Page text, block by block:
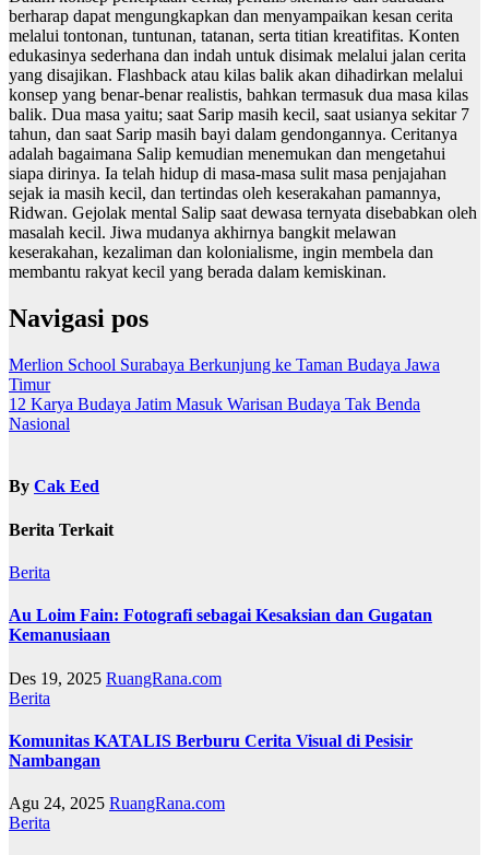
berharap dapat mengungkapkan dan menyampaikan kesan cerita
melalui tontonan, tuntunan, tatanan, serta titian kreatifitas. Konten
edukasinya sederhana dan indah untuk disimak melalui jalan cerita
yang disajikan. Flashback atau kilas balik akan dihadirkan melalui
konsep yang benar-benar realistis, bahkan termasuk dua masa kilas
balik. Dua masa yaitu; saat Sarip masih kecil, saat usianya sekitar 7
tahun, dan saat Sarip masih bayi dalam gendongannya. Ceritanya
adalah bagaimana Salip kemudian menemukan dan mengetahui
siapa dirinya. Ia telah hidup di masa-masa sulit masa penjajahan
sejak ia masih kecil, dan tertindas oleh keserakahan pamannya,
Ridwan. Gejolak mental Salip saat dewasa ternyata disebabkan oleh
masalah kecil. Jiwa mudanya akhirnya bangkit melawan
keserakahan, kezaliman dan kolonialisme, ingin membela dan
membantu rakyat kecil yang berada dalam kemiskinan.
Navigasi pos
Merlion School Surabaya Berkunjung ke Taman Budaya Jawa
Timur
12 Karya Budaya Jatim Masuk Warisan Budaya Tak Benda
Nasional
By Cak Eed
Berita Terkait
Berita
Au Loim Fain: Fotografi sebagai Kesaksian dan Gugatan
Kemanusiaan
Des 19, 2025 RuangRana.com
Berita
Komunitas KATALIS Berburu Cerita Visual di Pesisir
Nambangan
Agu 24, 2025 RuangRana.com
Berita